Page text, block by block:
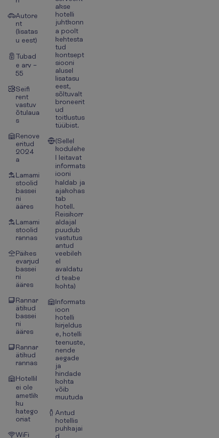
Autore
nt
(lisatas
u eest)
Tubad
e arv –
55
Seifi
rent
vastuv
õtulaua
s
Renove
eritud
2024
a
Lamami
stoolid
bassei
ni
ääres
Lamami
stoolid
rannas
Päikes
evarjud
bassei
ni
ääres
Rannar
ätikud
bassei
ni
ääres
Rannar
ätikud
rannas
Hotellil
ei ole
ametlik
ku
katego
oriat
WiFi
akse
hotelli
juhtkonn
a poolt
kehtesta
tud
kontsept
siooni
alusel
lisatasu
eest,
sõltuvalt
broneerit
ud
toitlustus
tüübist.
(Sellel
kodulehe
l leitavat
informats
iooni
haldab ja
ajakohas
tab
hotell.
Reisikorr
aldajal
puudub
vastutus
antud
veebileh
el
avaldatu
d teabe
kohta)
Informats
ioon
hotelli
kirjeldus
e, hotelli
teenuste,
nende
aegade
ja
hindade
kohta
võib
muutuda
Antud
hotellis
puhkajai
d